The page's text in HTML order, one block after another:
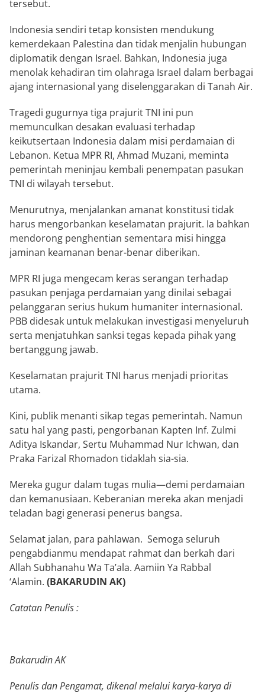
tersebut.
Indonesia sendiri tetap konsisten mendukung
kemerdekaan Palestina dan tidak menjalin hubungan
diplomatik dengan Israel. Bahkan, Indonesia juga
menolak kehadiran tim olahraga Israel dalam berbagai
ajang internasional yang diselenggarakan di Tanah Air.
Tragedi gugurnya tiga prajurit TNI ini pun
memunculkan desakan evaluasi terhadap
keikutsertaan Indonesia dalam misi perdamaian di
Lebanon. Ketua MPR RI, Ahmad Muzani, meminta
pemerintah meninjau kembali penempatan pasukan
TNI di wilayah tersebut.
Menurutnya, menjalankan amanat konstitusi tidak
harus mengorbankan keselamatan prajurit. Ia bahkan
mendorong penghentian sementara misi hingga
jaminan keamanan benar-benar diberikan.
MPR RI juga mengecam keras serangan terhadap
pasukan penjaga perdamaian yang dinilai sebagai
pelanggaran serius hukum humaniter internasional.
PBB didesak untuk melakukan investigasi menyeluruh
serta menjatuhkan sanksi tegas kepada pihak yang
bertanggung jawab.
Keselamatan prajurit TNI harus menjadi prioritas
utama.
Kini, publik menanti sikap tegas pemerintah. Namun
satu hal yang pasti, pengorbanan Kapten Inf. Zulmi
Aditya Iskandar, Sertu Muhammad Nur Ichwan, dan
Praka Farizal Rhomadon tidaklah sia-sia.
Mereka gugur dalam tugas mulia—demi perdamaian
dan kemanusiaan. Keberanian mereka akan menjadi
teladan bagi generasi penerus bangsa.
Selamat jalan, para pahlawan. Semoga seluruh
pengabdianmu mendapat rahmat dan berkah dari
Allah Subhanahu Wa Ta’ala. Aamiin Ya Rabbal
‘Alamin. (BAKARUDIN AK)
Catatan Penulis :
Bakarudin AK
Penulis dan Pengamat, dikenal melalui karya-karya di